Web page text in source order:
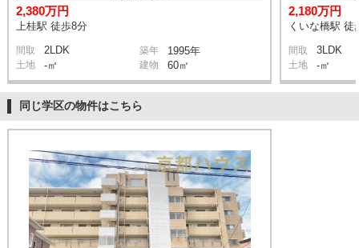
2,380万円
上桂駅 徒歩8分
間取 2LDK 築年 1995年
土地 -㎡ 建物 60㎡
2,180万円
くいな橋駅 徒
間取 3LDK
土地 -㎡
同じ学区の物件はこちら